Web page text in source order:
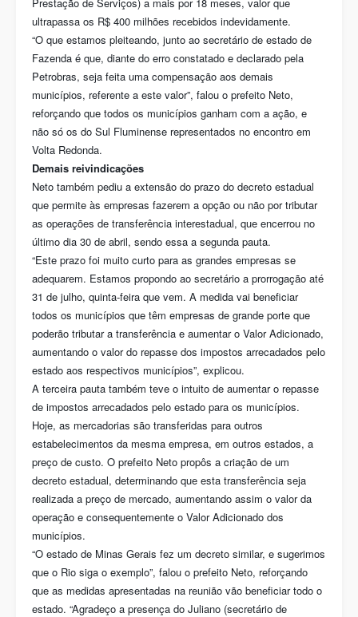
ultrapassa os R$ 400 milhões recebidos indevidamente.
“O que estamos pleiteando, junto ao secretário de estado de
Fazenda é que, diante do erro constatado e declarado pela
Petrobras, seja feita uma compensação aos demais
municípios, referente a este valor”, falou o prefeito Neto,
reforçando que todos os municípios ganham com a ação, e
não só os do Sul Fluminense representados no encontro em
Volta Redonda.
Demais reivindicações
Neto também pediu a extensão do prazo do decreto estadual
que permite às empresas fazerem a opção ou não por tributar
as operações de transferência interestadual, que encerrou no
último dia 30 de abril, sendo essa a segunda pauta.
“Este prazo foi muito curto para as grandes empresas se
adequarem. Estamos propondo ao secretário a prorrogação até
31 de julho, quinta-feira que vem. A medida vai beneficiar
todos os municípios que têm empresas de grande porte que
poderão tributar a transferência e aumentar o Valor Adicionado,
aumentando o valor do repasse dos impostos arrecadados pelo
estado aos respectivos municípios”, explicou.
A terceira pauta também teve o intuito de aumentar o repasse
de impostos arrecadados pelo estado para os municípios.
Hoje, as mercadorias são transferidas para outros
estabelecimentos da mesma empresa, em outros estados, a
preço de custo. O prefeito Neto propôs a criação de um
decreto estadual, determinando que esta transferência seja
realizada a preço de mercado, aumentando assim o valor da
operação e consequentemente o Valor Adicionado dos
municípios.
“O estado de Minas Gerais fez um decreto similar, e sugerimos
que o Rio siga o exemplo”, falou o prefeito Neto, reforçando
que as medidas apresentadas na reunião vão beneficiar todo o
estado. “Agradeço a presença do Juliano (secretário de